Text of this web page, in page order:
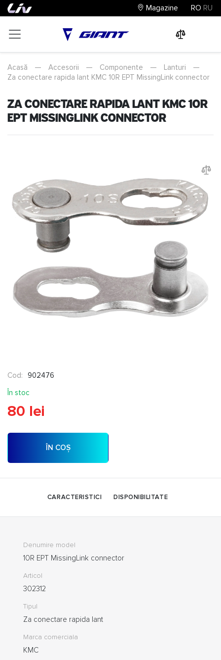
Magazine RO RU
Acasă — Accesorii — Componente — Lanturi
—
Za conectare rapida lant KMC 10R EPT MissingLink connector
Za conectare rapida lant KMC 10R
EPT MissingLink connector
Cod:
902476
În stoc
80 lei
ÎN COȘ
CARACTERISTICI DISPONIBILITATE
Denumire model
10R EPT MissingLink connector
Articol
302312
Tipul
Za conectare rapida lant
Marca comerciala
KMC